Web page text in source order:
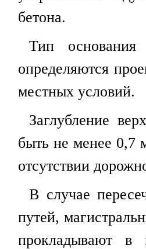
бетона.
Тип
определяются
местных условий.
Заглубление
быть не менее
отсутствии
В случае
путей,
прокладывают в